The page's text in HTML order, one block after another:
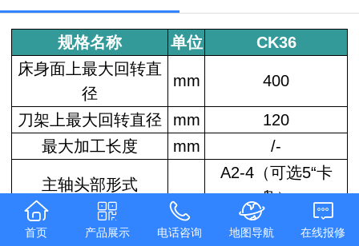
规格名称 单位
CK36
床身面上最大回转直
径
mm 400
刀架上最大回转直径 mm
120
最大加工长度
mm /-
主轴头部形式
A2-4（可选5“卡
盘）
主电机功率
kw
首页 产品展示 电话咨询 地图导航 在线报修